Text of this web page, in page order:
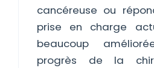
cancéreuse ou
prise en charge
beaucoup
progrès de la